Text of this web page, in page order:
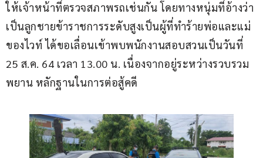
ให้เจ้าหน้าที่ตรวจสภาพรถเช่นกัน โดยทางหนุ่มที่อ้างว่า
เป็นลูกชายข้าราชการระดับสูงเป็นผู้ที่ทำร้ายพ่อและแม่
ของไวท์ ได้ขอเลื่อนเข้าพบพนักงานสอบสวนเป็นวันที่
25 ส.ค. 64 เวลา 13.00 น. เนื่องจากอยู่ระหว่างรวบรวม
พยาน หลักฐานในการต่อสู้คดี